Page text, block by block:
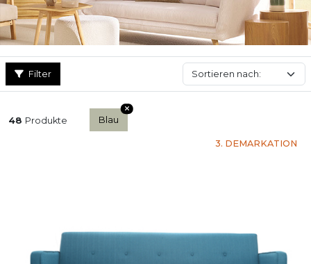
Filter
48 Produkte Blau
3. DEMARKATION